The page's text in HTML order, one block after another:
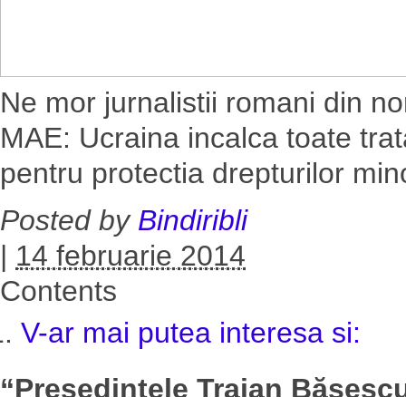
Ne mor jurnalistii romani din
MAE: Ucraina incalca toate
pentru protectia drepturilor
Posted by Bindiribli
| 14 februarie 2014
Contents
V-ar mai putea interesa si:
“Preşedintele Traian